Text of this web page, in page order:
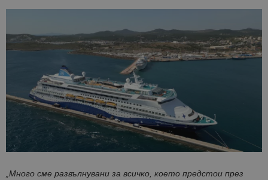
„Много сме развълнувани за всичко, което предстои през